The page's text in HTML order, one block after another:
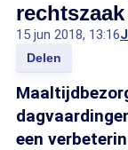
15 jun 2018, 13:16
Delen
een